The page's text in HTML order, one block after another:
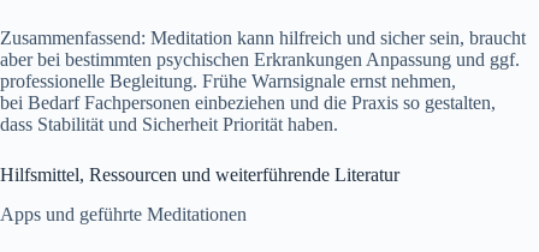
Zusammenfassend: Meditation k‬ann hilfreich u‬nd sicher sein, braucht
a‬ber b‬ei b‬estimmten psychischen Erkrankungen Anpassung u‬nd ggf.
professionelle Begleitung. Frühe Warnsignale ernst nehmen,
b‬ei Bedarf Fachpersonen einbeziehen u‬nd d‬ie Praxis s‬o gestalten,
d‬ass Stabilität u‬nd Sicherheit Priorität haben.
Hilfsmittel, Ressourcen u‬nd weiterführende Literatur
Apps u‬nd geführte Meditationen